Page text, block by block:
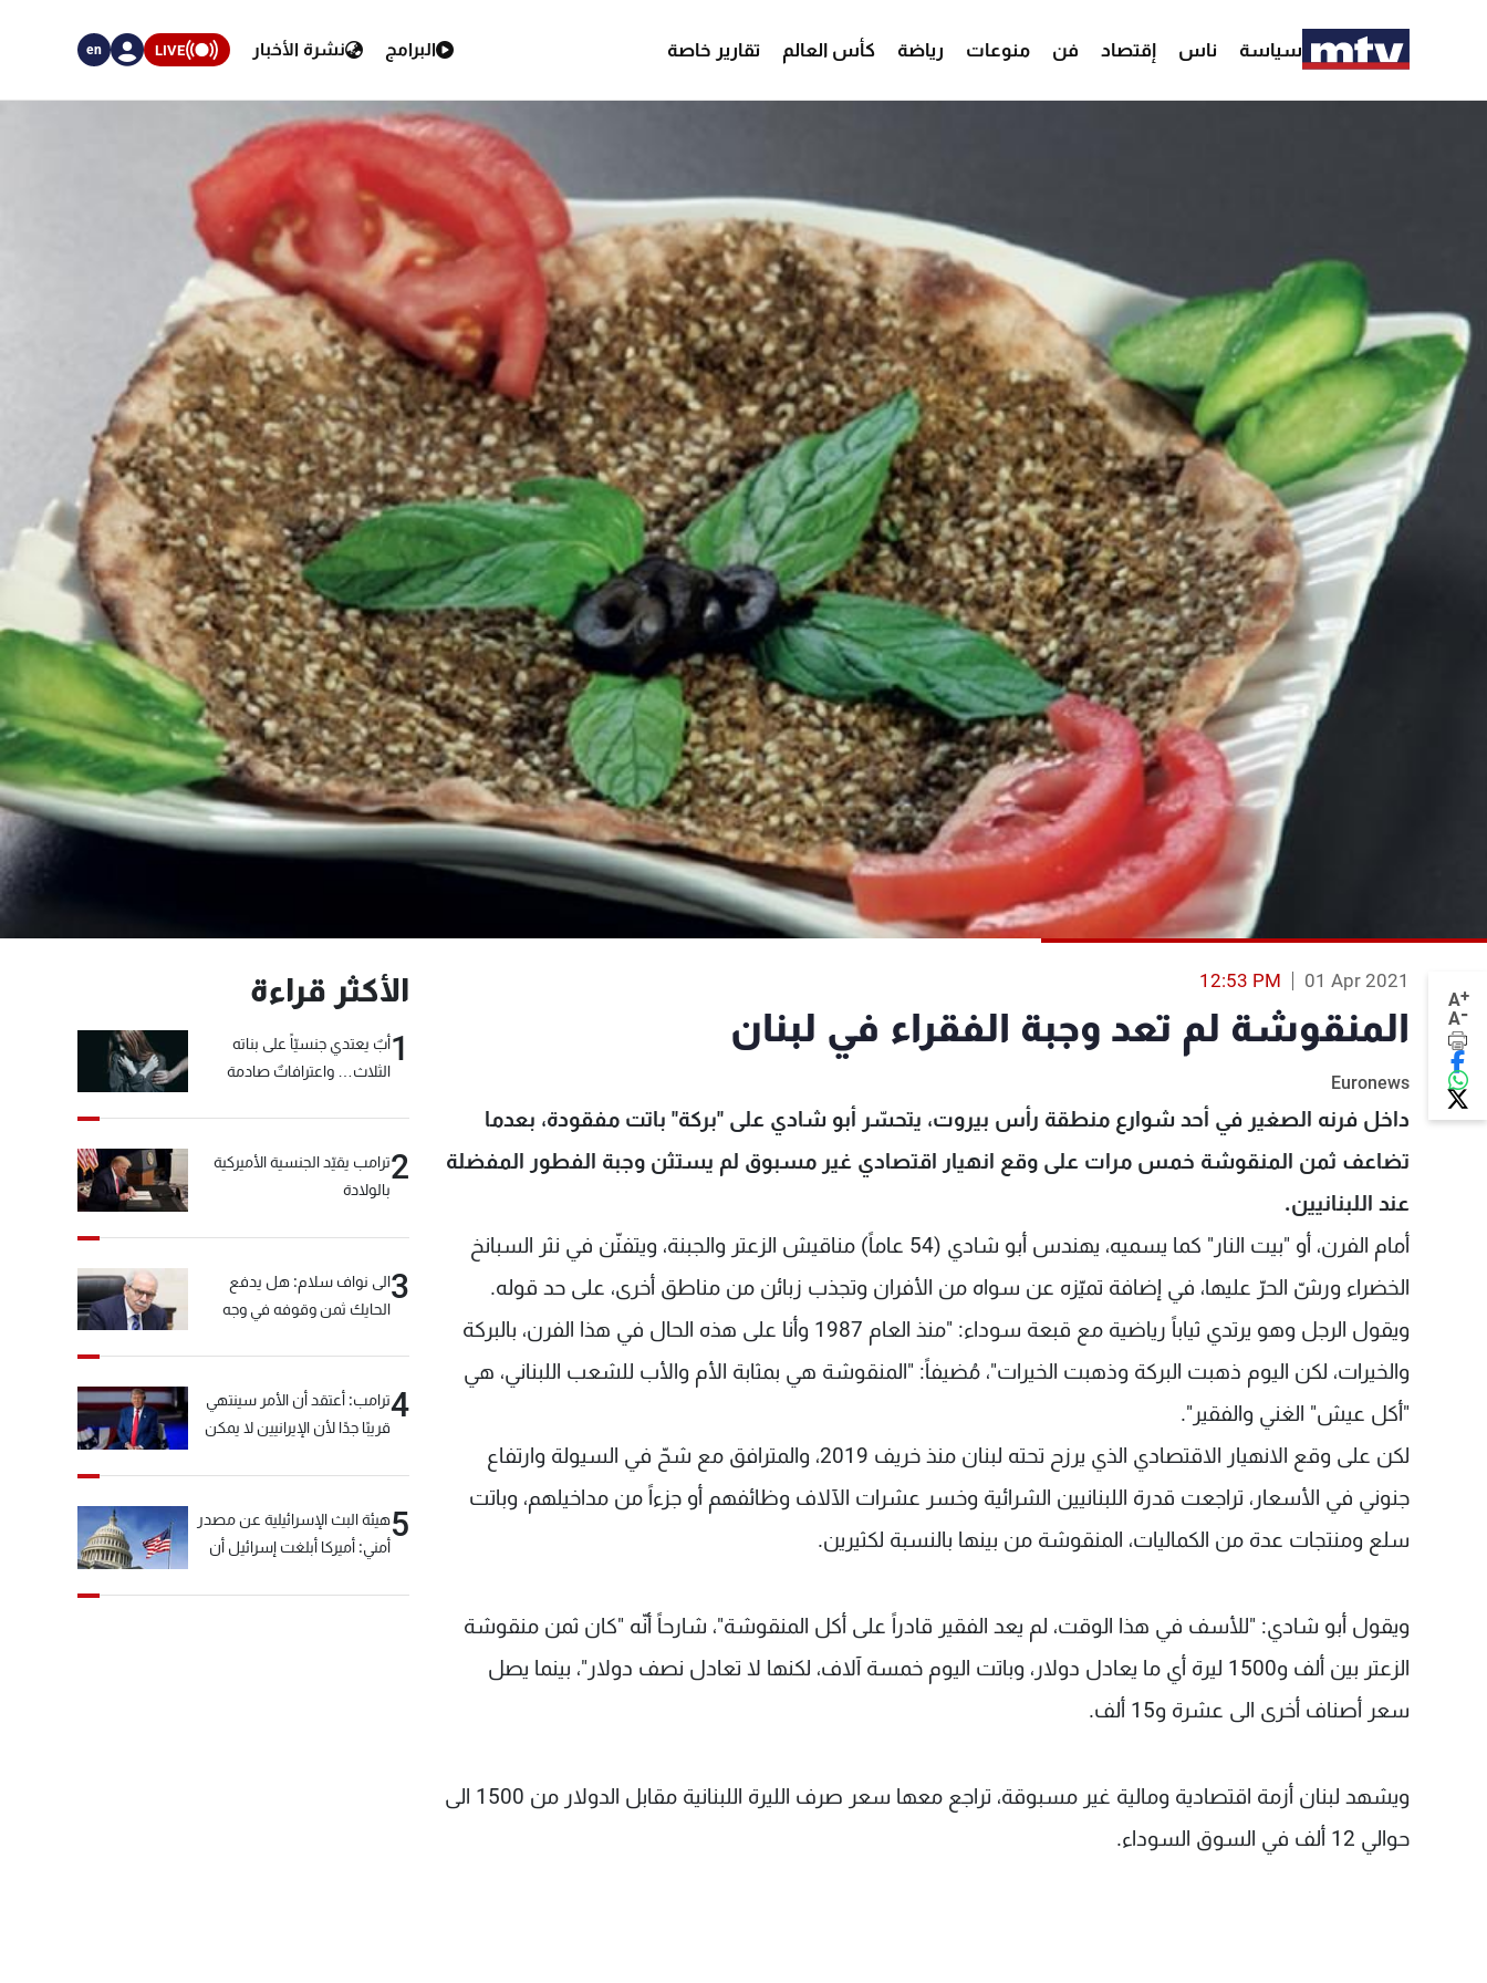
سياسة ناس إقتصاد فن منوعات رياضة كأس العالم تقارير خاصة البرامج نشرة الأخبار LIVE
en
A+
A-
01 Apr 2021
12:53 PM
المنقوشة لم تعد وجبة الفقراء في لبنان
Euronews
داخل فرنه الصغير في أحد شوارع منطقة رأس بيروت، يتحسّر أبو شادي على "بركة" باتت مفقودة، بعدما
تضاعف ثمن المنقوشة خمس مرات على وقع انهيار اقتصادي غير مسبوق لم يستثن وجبة الفطور المفضلة
عند اللبنانيين.
أمام الفرن، أو "بيت النار" كما يسميه، يهندس أبو شادي (54 عاماً) مناقيش الزعتر والجبنة، ويتفنّن في نثر السبانخ
الخضراء ورشّ الحرّ عليها، في إضافة تميّزه عن سواه من الأفران وتجذب زبائن من مناطق أخرى، على حد قوله.
ويقول الرجل وهو يرتدي ثياباً رياضية مع قبعة سوداء: "منذ العام 1987 وأنا على هذه الحال في هذا الفرن، بالبركة
والخيرات، لكن اليوم ذهبت البركة وذهبت الخيرات"، مُضيفاً: "المنقوشة هي بمثابة الأم والأب للشعب اللبناني، هي
"أكل عيش" الغني والفقير".
لكن على وقع الانهيار الاقتصادي الذي يرزح تحته لبنان منذ خريف 2019، والمترافق مع شحّ في السيولة وارتفاع
جنوني في الأسعار، تراجعت قدرة اللبنانيين الشرائية وخسر عشرات الآلاف وظائفهم أو جزءاً من مداخيلهم، وباتت
سلع ومنتجات عدة من الكماليات، المنقوشة من بينها بالنسبة لكثيرين.
ويقول أبو شادي: "للأسف في هذا الوقت، لم يعد الفقير قادراً على أكل المنقوشة"، شارحاً أنّه "كان ثمن منقوشة
الزعتر بين ألف و1500 ليرة أي ما يعادل دولار، وباتت اليوم خمسة آلاف، لكنها لا تعادل نصف دولار"، بينما يصل
سعر أصناف أخرى الى عشرة و15 ألف.
ويشهد لبنان أزمة اقتصادية ومالية غير مسبوقة، تراجع معها سعر صرف الليرة اللبنانية مقابل الدولار من 1500 الى
حوالي 12 ألف في السوق السوداء.
الأكثر قراءة
1أبٌ يعتدي جنسيّاً على بناته
الثلاث… واعترافاتٌ صادمة
2ترامب يقيّد الجنسية الأميركية
بالولادة
3الى نواف سلام: هل يدفع
الحايك ثمن وقوفه في وجه
4ترامب: أعتقد أن الأمر سينتهي
قريبًا جدًا لأن الإيرانيين لا يمكن
5هيئة البث الإسرائيلية عن مصدر
أمني: أميركا أبلغت إسرائيل أن